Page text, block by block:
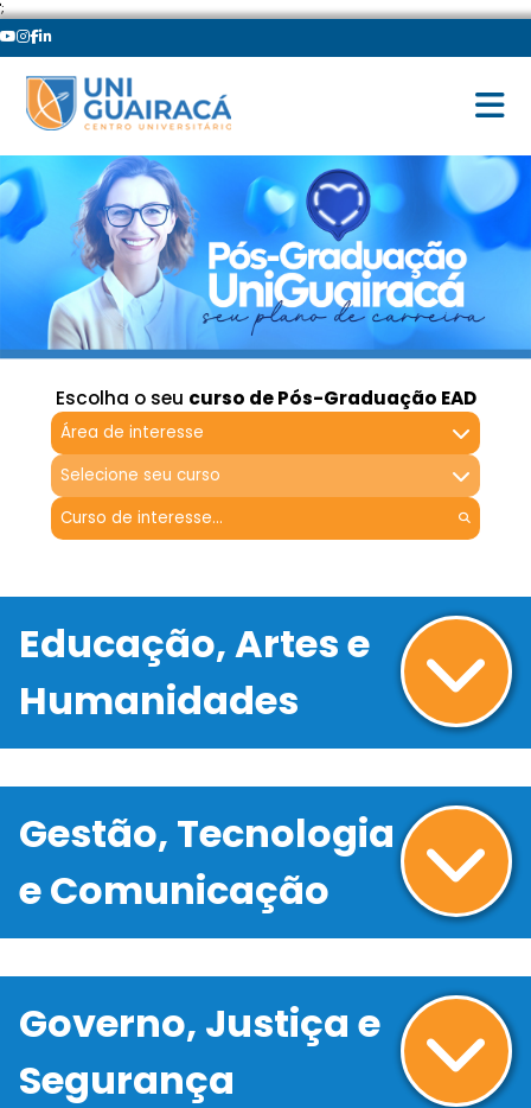
';
Escolha o seu curso de Pós-Graduação EAD
Área de interesse
Selecione seu curso
Educação, Artes e
Humanidades
Gestão, Tecnologia
e Comunicação
Governo, Justiça e
Segurança